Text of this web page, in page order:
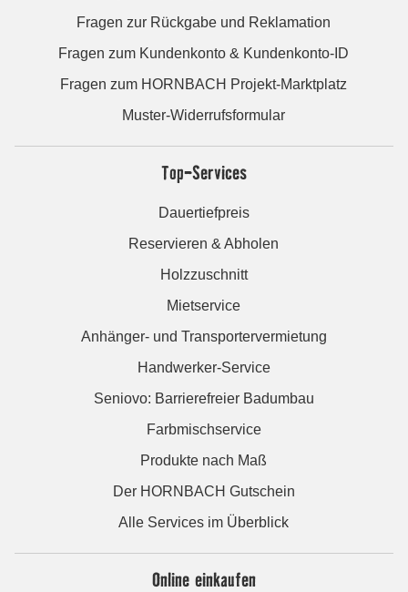
Fragen zur Rückgabe und Reklamation
Fragen zum Kundenkonto & Kundenkonto-ID
Fragen zum HORNBACH Projekt-Marktplatz
Muster-Widerrufsformular
Top-Services
Dauertiefpreis
Reservieren & Abholen
Holzzuschnitt
Mietservice
Anhänger- und Transportervermietung
Handwerker-Service
Seniovo: Barrierefreier Badumbau
Farbmischservice
Produkte nach Maß
Der HORNBACH Gutschein
Alle Services im Überblick
Online einkaufen